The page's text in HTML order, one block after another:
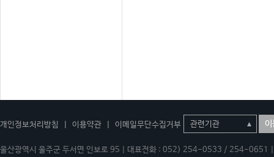
개인정보처리방침 이용약관 이메일무단수집거부 이
울산광역시 울주군 두서면 인보로 95 | 대표전화 : 052) 254-0533 / 254-